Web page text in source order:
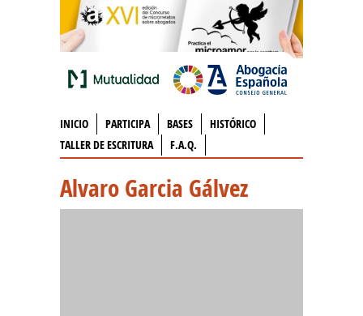
INICIO PARTICIPA BASES
HISTÓRICO
TALLER DE ESCRITURA
F.A.Q.
Alvaro Garcia Gálvez